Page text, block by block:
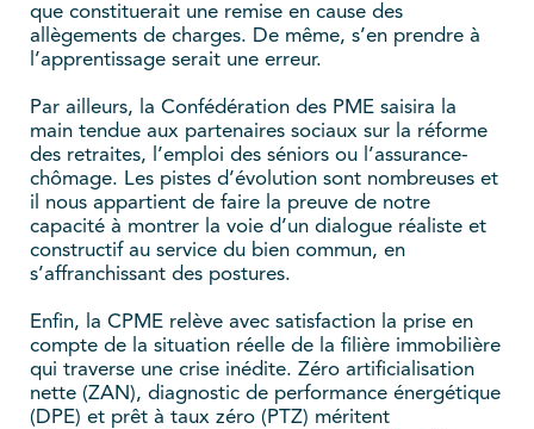
que constituerait une remise en cause des
allègements de charges. De même, s’en prendre à
l’apprentissage serait une erreur.
Par ailleurs, la Confédération des PME saisira la
main tendue aux partenaires sociaux sur la réforme
des retraites, l’emploi des séniors ou l’assurance-
chômage. Les pistes d’évolution sont nombreuses et
il nous appartient de faire la preuve de notre
capacité à montrer la voie d’un dialogue réaliste et
constructif au service du bien commun, en
s’affranchissant des postures.
Enfin, la CPME relève avec satisfaction la prise en
compte de la situation réelle de la filière immobilière
qui traverse une crise inédite. Zéro artificialisation
nette (ZAN), diagnostic de performance énergétique
(DPE) et prêt à taux zéro (PTZ) méritent